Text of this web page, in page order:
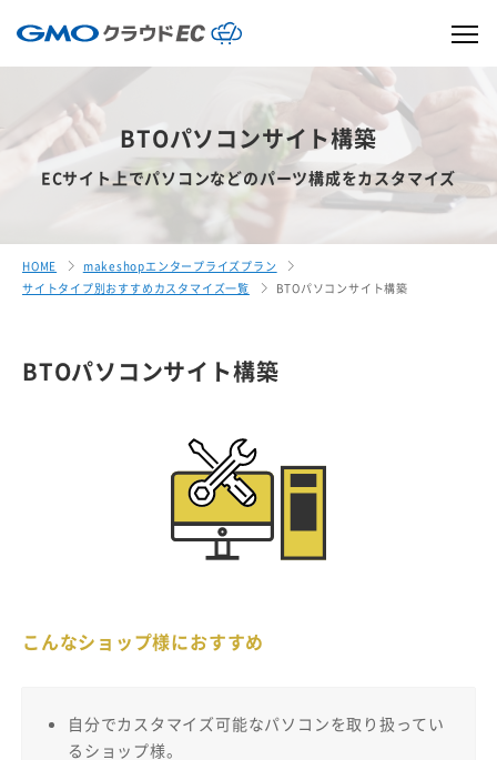
BTOパソコンサイト構築
ECサイト上でパソコンなどのパーツ構成をカスタマイズ
HOME
makeshopエンタープライズプラン
サイトタイプ別おすすめカスタマイズ一覧
BTOパソコンサイト構築
BTOパソコンサイト構築
こんなショップ様におすすめ
自分でカスタマイズ可能なパソコンを取り扱ってい
るショップ様。